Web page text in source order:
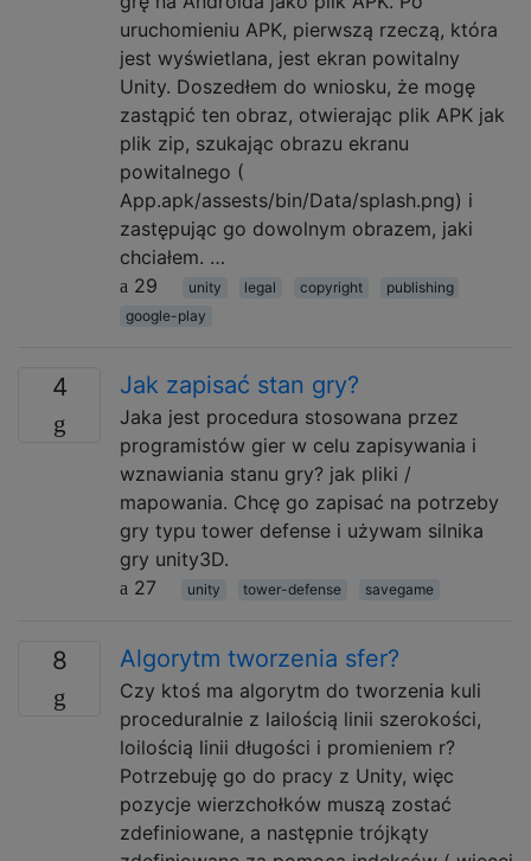
uruchomieniu APK, pierwszą rzeczą, która
jest wyświetlana, jest ekran powitalny
Unity. Doszedłem do wniosku, że mogę
zastąpić ten obraz, otwierając plik APK jak
plik zip, szukając obrazu ekranu
powitalnego (
App.apk/assests/bin/Data/splash.png) i
zastępując go dowolnym obrazem, jaki
chciałem. …
29
unity legal copyright
publishing
google-play
4 Jak zapisać stan gry?
Jaka jest procedura stosowana przez
programistów gier w celu zapisywania i
wznawiania stanu gry? jak pliki /
mapowania. Chcę go zapisać na potrzeby
gry typu tower defense i używam silnika
gry unity3D.
27
unity tower-defense savegame
8 Algorytm tworzenia sfer?
Czy ktoś ma algorytm do tworzenia kuli
proceduralnie z lailością linii szerokości,
loilością linii długości i promieniem r?
Potrzebuję go do pracy z Unity, więc
pozycje wierzchołków muszą zostać
zdefiniowane, a następnie trójkąty